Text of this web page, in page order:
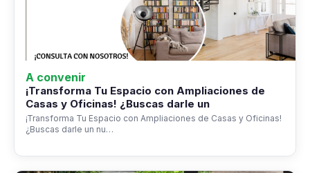
A convenir
¡Transforma Tu Espacio con Ampliaciones de
Casas y Oficinas! ¿Buscas darle un
¡Transforma Tu Espacio con Ampliaciones de Casas y Oficinas!
¿Buscas darle un nu…